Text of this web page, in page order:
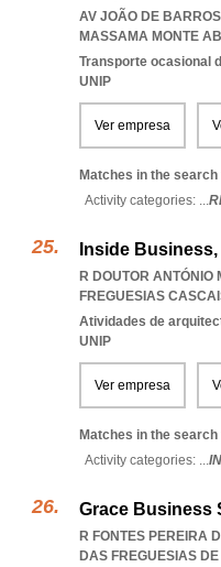
AV JOÃO DE
MASSAMA MONTE
Transporte ocasional
UNIP
Ver empresa
Matches in the search
Activity categories: ...
Inside
R DOUTOR ANTÓNIO
FREGUESIAS
Atividades de
UNIP
Ver empresa
Matches in the search
Activity categories: ...
Grace Business
R FONTES PEREIRA
DAS FREGUESIAS